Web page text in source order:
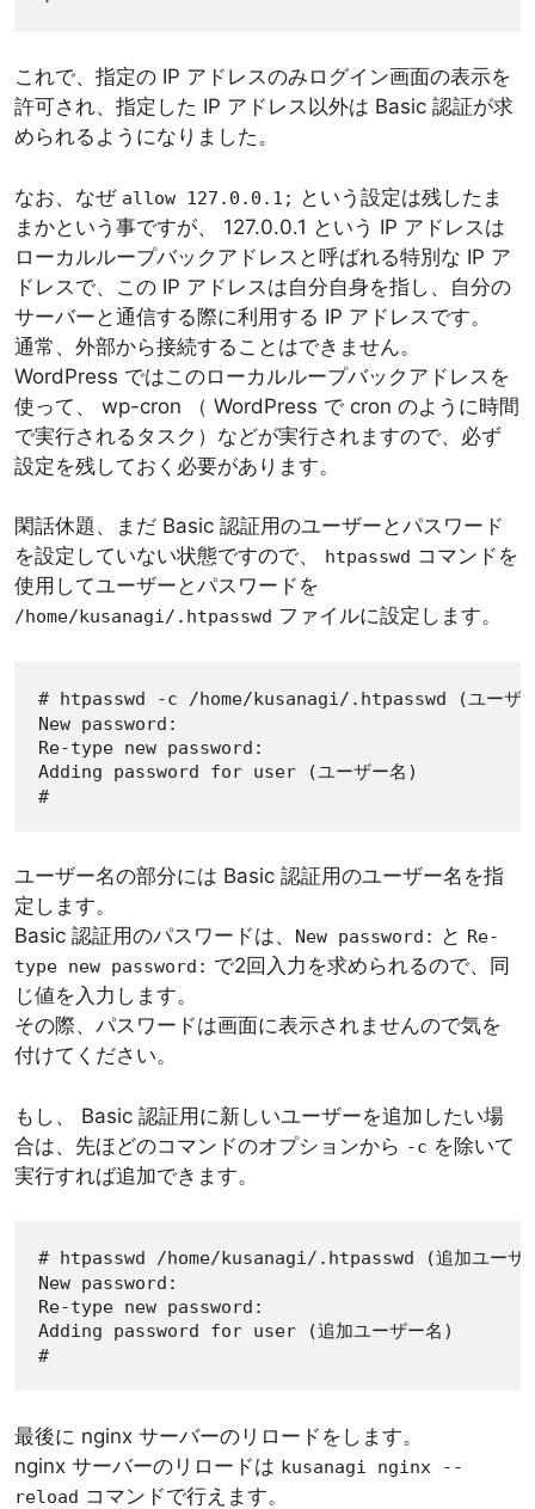
これで、指定の IP アドレスのみログイン画面の表示を
許可され、指定した IP アドレス以外は Basic 認証が求
められるようになりました。
なお、なぜ allow 127.0.0.1;
という設定は残したま
まかという事ですが、 127.0.0.1 という IP アドレスは
ローカルループバックアドレスと呼ばれる特別な IP ア
ドレスで、この IP アドレスは自分自身を指し、自分の
サーバーと通信する際に利用する IP アドレスです。
通常、外部から接続することはできません。
WordPress ではこのローカルループバックアドレスを
使って、 wp-cron （ WordPress で cron のように時間
で実行されるタスク）などが実行されますので、必ず
設定を残しておく必要があります。
閑話休題、まだ Basic 認証用のユーザーとパスワード
を設定していない状態ですので、
htpasswd コマンドを
使用してユーザーとパスワードを
/home/kusanagi/.htpasswd ファイルに設定します。
# htpasswd -c /home/kusanagi/.htpasswd (ユーザ
New password:
Re-type new password:
Adding password for user (ユーザー名)
#
ユーザー名の部分には Basic 認証用のユーザー名を指
定します。
Basic 認証用のパスワードは、
New password: と Re-
type new password: で2回入力を求められるので、同
じ値を入力します。
その際、パスワードは画面に表示されませんので気を
付けてください。
もし、 Basic 認証用に新しいユーザーを追加したい場
合は、先ほどのコマンドのオプションから -c を除いて
実行すれば追加できます。
# htpasswd /home/kusanagi/.htpasswd (追加ユーザ
New password:
Re-type new password:
Adding password for user (追加ユーザー名)
#
最後に nginx サーバーのリロードをします。
nginx サーバーのリロードは kusanagi nginx --
reload コマンドで行えます。